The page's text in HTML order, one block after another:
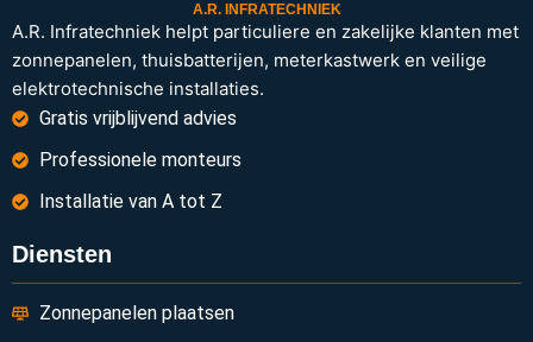
A.R. INFRATECHNIEK
A.R. Infratechniek helpt particuliere en zakelijke klanten met
zonnepanelen, thuisbatterijen, meterkastwerk en veilige
elektrotechnische installaties.
Gratis vrijblijvend advies
Professionele monteurs
Installatie van A tot Z
Diensten
Zonnepanelen plaatsen